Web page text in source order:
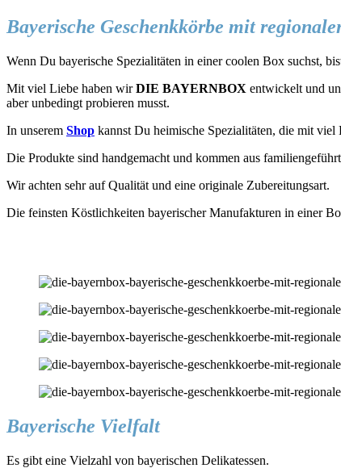
Bayerische Geschenkkörbe mit
Wenn Du bayerische Spezialitäten in einer coolen Box suchst,
Mit viel Liebe haben wirDIE BAYERNBOX entwickelt und
aber unbedingt probieren musst.
In unserem Shop kannst Du heimische Spezialitäten, die mit
Die Produkte sind handgemacht und kommen aus
Wir achten sehr auf Qualität und eine originale Zubereitungsart.
Die feinsten Köstlichkeiten bayerischer Manufakturen in einer
Bayerische Vielfalt
Es gibt eine Vielzahl von bayerischen Delikatessen.